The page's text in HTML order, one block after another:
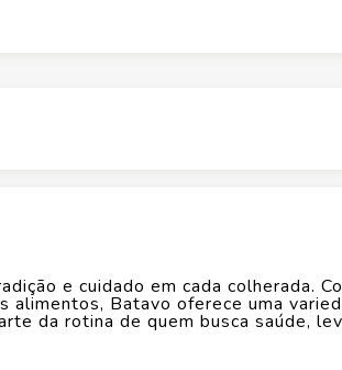
19.6 cm
e cuidado em cada colherada.
Batavo oferece uma
da rotina de quem busca saúde,
criativas. Desde os clássicos
com aquele toque artesanal que